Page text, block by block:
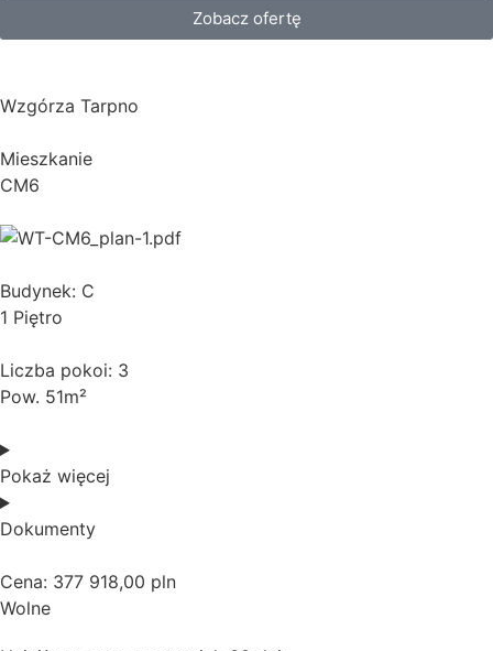
Zobacz ofertę
Wzgórza Tarpno
Mieszkanie
CM6
Budynek: C
1 Piętro
Liczba pokoi: 3
Pow. 51m²
Pokaż więcej
Dokumenty
Cena: 377 918,00 pln
Wolne